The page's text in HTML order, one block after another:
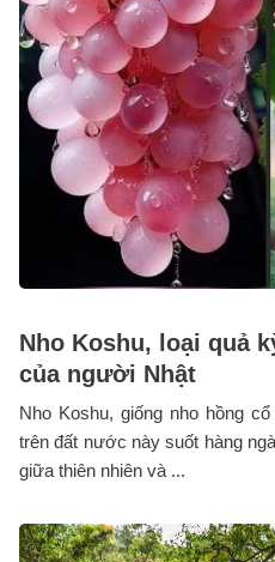
Nho Koshu, loại quả
của người Nhật
Nho Koshu, giống nho hồng
trên đất nước này suốt hàng
giữa thiên nhiên và ...